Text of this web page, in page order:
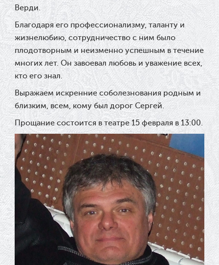
Верди.
Благодаря его профессионализму, таланту и
жизнелюбию, сотрудничество с ним было
плодотворным и неизменно успешным в течение
многих лет. Он завоевал любовь и уважение всех,
кто его знал.
Выражаем искренние соболезнования родным и
близким, всем, кому был дорог Сергей.
Прощание состоится в театре 15 февраля в 13:00.